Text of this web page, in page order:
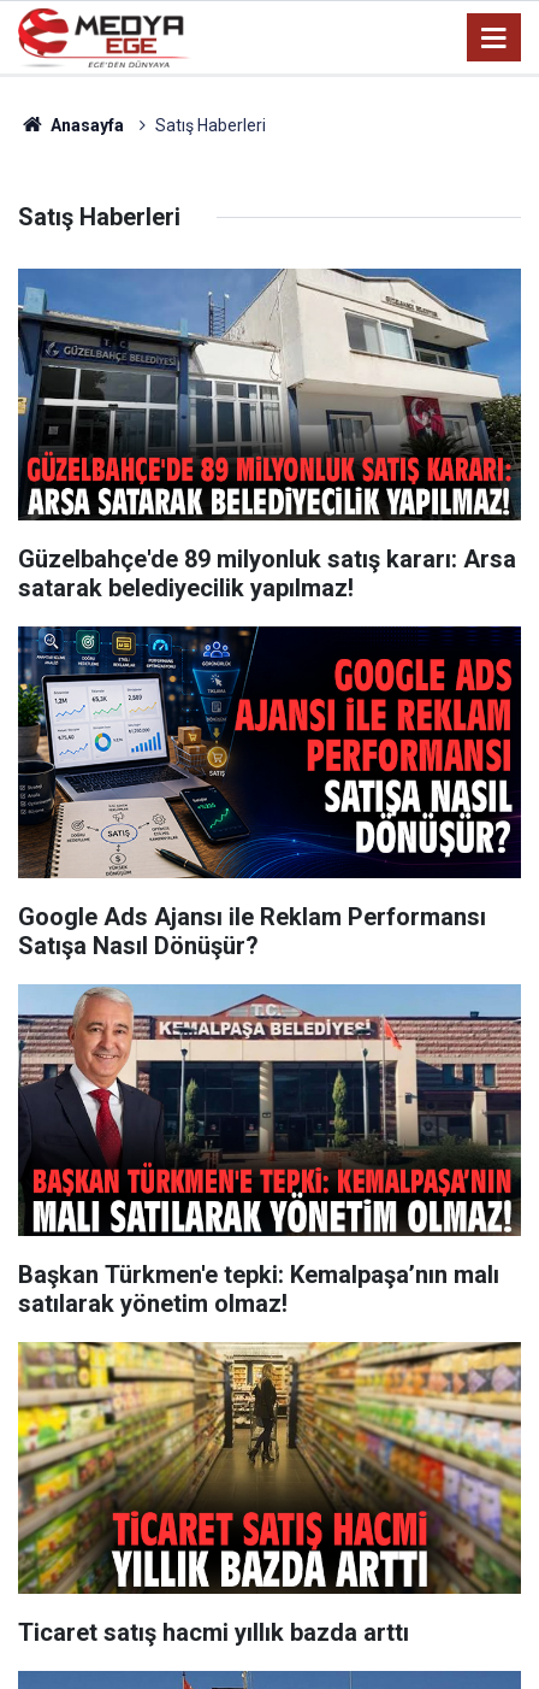
Anasayfa Satış Haberleri
Satış Haberleri
Güzelbahçe'de 89 milyonluk satış kararı: Arsa
satarak belediyecilik yapılmaz!
Google Ads Ajansı ile Reklam Performansı
Satışa Nasıl Dönüşür?
Başkan Türkmen'e tepki: Kemalpaşa’nın malı
satılarak yönetim olmaz!
Ticaret satış hacmi yıllık bazda arttı